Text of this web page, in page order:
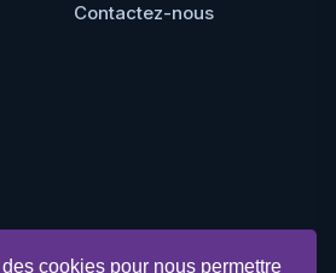
cookies pour nous permettre
Contactez-nous